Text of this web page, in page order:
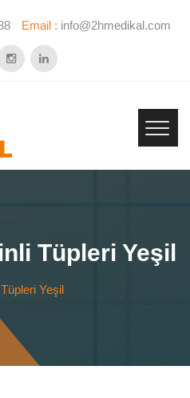
Email : info@2hmedikal.com
Tüpleri Yeşil
Yeşil